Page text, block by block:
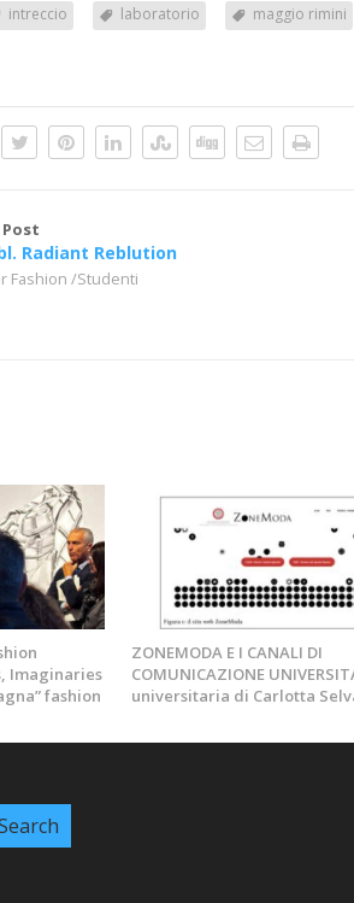
intreccio laboratorio maggio rimini
Radiant Reblution
Fashion /Studenti
Imaginaries
fashion
ZONEMODA E I CANALI DI
COMUNICAZIONE
universitaria di Carlotta